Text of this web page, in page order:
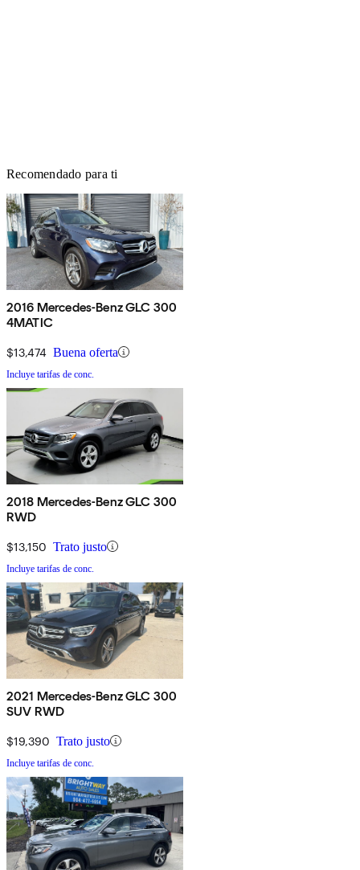
Recomendado para ti
2016 Mercedes-Benz GLC 300
4MATIC
$13,474 Buena oferta
Incluye tarifas de conc.
2018 Mercedes-Benz GLC 300
RWD
$13,150 Trato justo
Incluye tarifas de conc.
2021 Mercedes-Benz GLC 300
SUV RWD
$19,390 Trato justo
Incluye tarifas de conc.